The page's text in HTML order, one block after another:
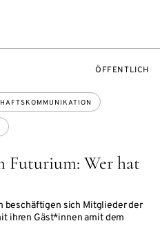
Futurium: Wer hat
beschäftigen sich Mitglieder der
ihren Gäst*innen amit dem
ÖFFENTLICH